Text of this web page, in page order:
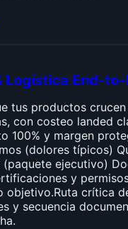
Logística End-to-
tus productos
con costeo landed
100% y margen
(dolores típicos)
ejecutivo)
y
objetivo.Ruta crítica
y secuencia